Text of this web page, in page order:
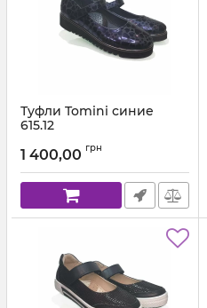
Туфли Tomini синие
615.12
1 400,00 грн